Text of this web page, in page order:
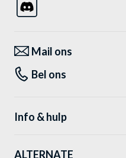
Mail ons
Bel ons
Info & hulp
ALTERNATE